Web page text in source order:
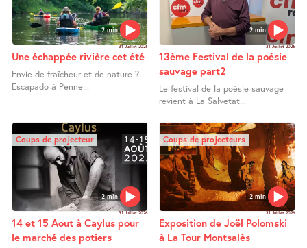
2 min
31 Juillet 2026
Une échappée rivière cet été
Envie de fraîcheur et de nature ?
Escapado à Penne...
2 min
31 Juillet 2026
13ème Festival de la poésie
sauvage part2
Le festival de la poésie sauvage
revient à La Salvetat...
2 min
Coups de projecteur
31 Juillet 2026
14 et 15 Aout à Caylus pour
le marché des potiers
2 min
Coups de projecteurs
31 Juillet 2026
Exposition de Joël Polomski
à La Tour Montsalès